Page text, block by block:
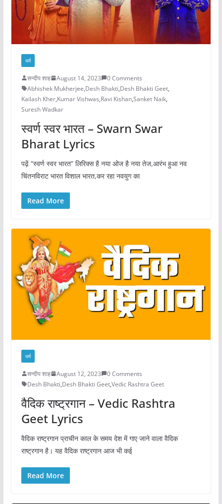
धर्म
सन्दीप शाह August 14, 2023
0 Comments
Abhishek Mukherjee,Desh Bhakti,Desh Bhakti Geet,
Kailash Kher,Kumar Vishwas,Ravi Kishan,Sanket Naik,
Suresh Wadkar
स्वर्ण स्वर भारत – Swarn Swar
Bharat Lyrics
पढ़ें “स्वर्ण स्वर भारत” लिरिक्स है नया ओज है नया तेज,आरंभ हुआ नव
चिंतनविराट भारत विशाल भारत,कर रहा नवयुग का
Read More
धर्म
सन्दीप शाह August 12, 2023
0 Comments
Desh Bhakti,Desh Bhakti Geet,Vedic Rashtra Geet
वैदिक राष्ट्रगान – Vedic Rashtra
Geet Lyrics
वैदिक राष्ट्रगान प्राचीन काल के समय देश में गाए जाने वाला वैदिक
राष्ट्रगान है। यह वैदिक राष्ट्रगान आज भी कई
Read More